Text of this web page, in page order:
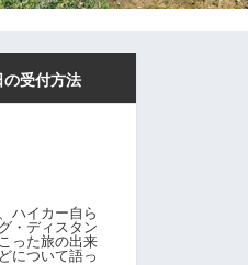
の受付方法
ハイカー自ら
・ディスタン
った旅の出来
について語っ